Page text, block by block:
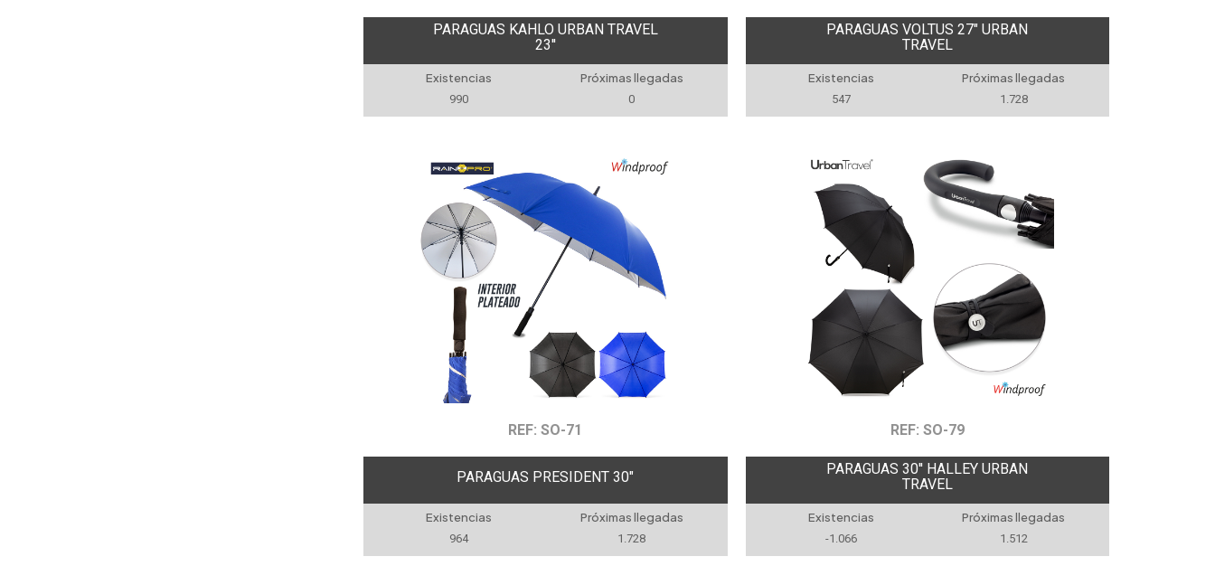
PARAGUAS KAHLO URBAN TRAVEL
23''
Existencias
990
Próximas llegadas
0
PARAGUAS VOLTUS 27" URBAN
TRAVEL
Existencias
547
Próximas llegadas
1.728
REF: SO-71
PARAGUAS PRESIDENT 30"
Existencias
964
Próximas llegadas
1.728
REF: SO-79
PARAGUAS 30'' HALLEY URBAN
TRAVEL
Existencias
-1.066
Próximas llegadas
1.512